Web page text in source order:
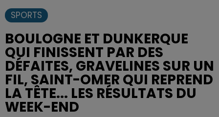
SPORTS
BOULOGNE ET DUNKERQUE
QUI FINISSENT PAR DES
DÉFAITES, GRAVELINES SUR UN
FIL, SAINT-OMER QUI REPREND
LA TÊTE... LES RÉSULTATS DU
WEEK-END